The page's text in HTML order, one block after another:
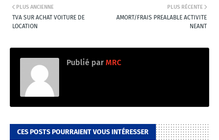
PLUS RÉCENTE
AMORT/FRAIS PREALABLE ACTIVITE
NEANT
PLUS ANCIENNE
TVA SUR ACHAT VOITURE DE
LOCATION
Publié par MRC
CES POSTS POURRAIENT VOUS INTÉRESSER